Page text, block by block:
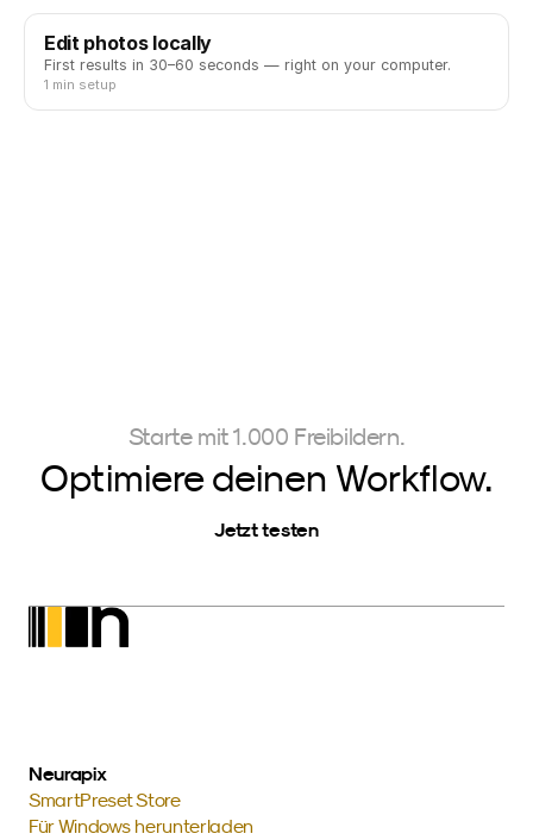
Edit photos locally
First results in 30–60 seconds — right on your computer.
1 min setup
Starte mit 1.000 Freibildern.
Optimiere deinen Workflow.
Jetzt testen
Neurapix
SmartPreset Store
Für Windows herunterladen